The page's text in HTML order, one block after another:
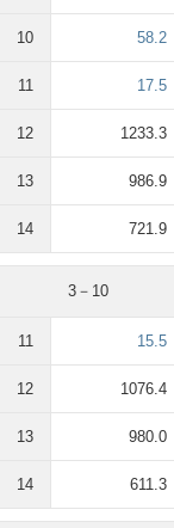
10 58.2
11 17.5
12 1233.3
13 986.9
14 721.9
3－10
11 15.5
12 1076.4
13 980.0
14 611.3